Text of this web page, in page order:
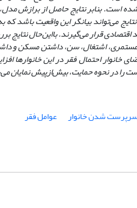
شده‌ است. بنابر نتایج حاصل از برازش
می‌تواند بیانگر این واقعیت باشد که
اقتصادی قرار میگیرند. با‌این‌حال نتایج
اشتغال، سن، داشتن مسکن و داشتن
خانوار احتمال فقر در این خانوارها
را در نحوه حمایت، بیشازپیش نمایان می
شدن خانوار
عوامل فقر